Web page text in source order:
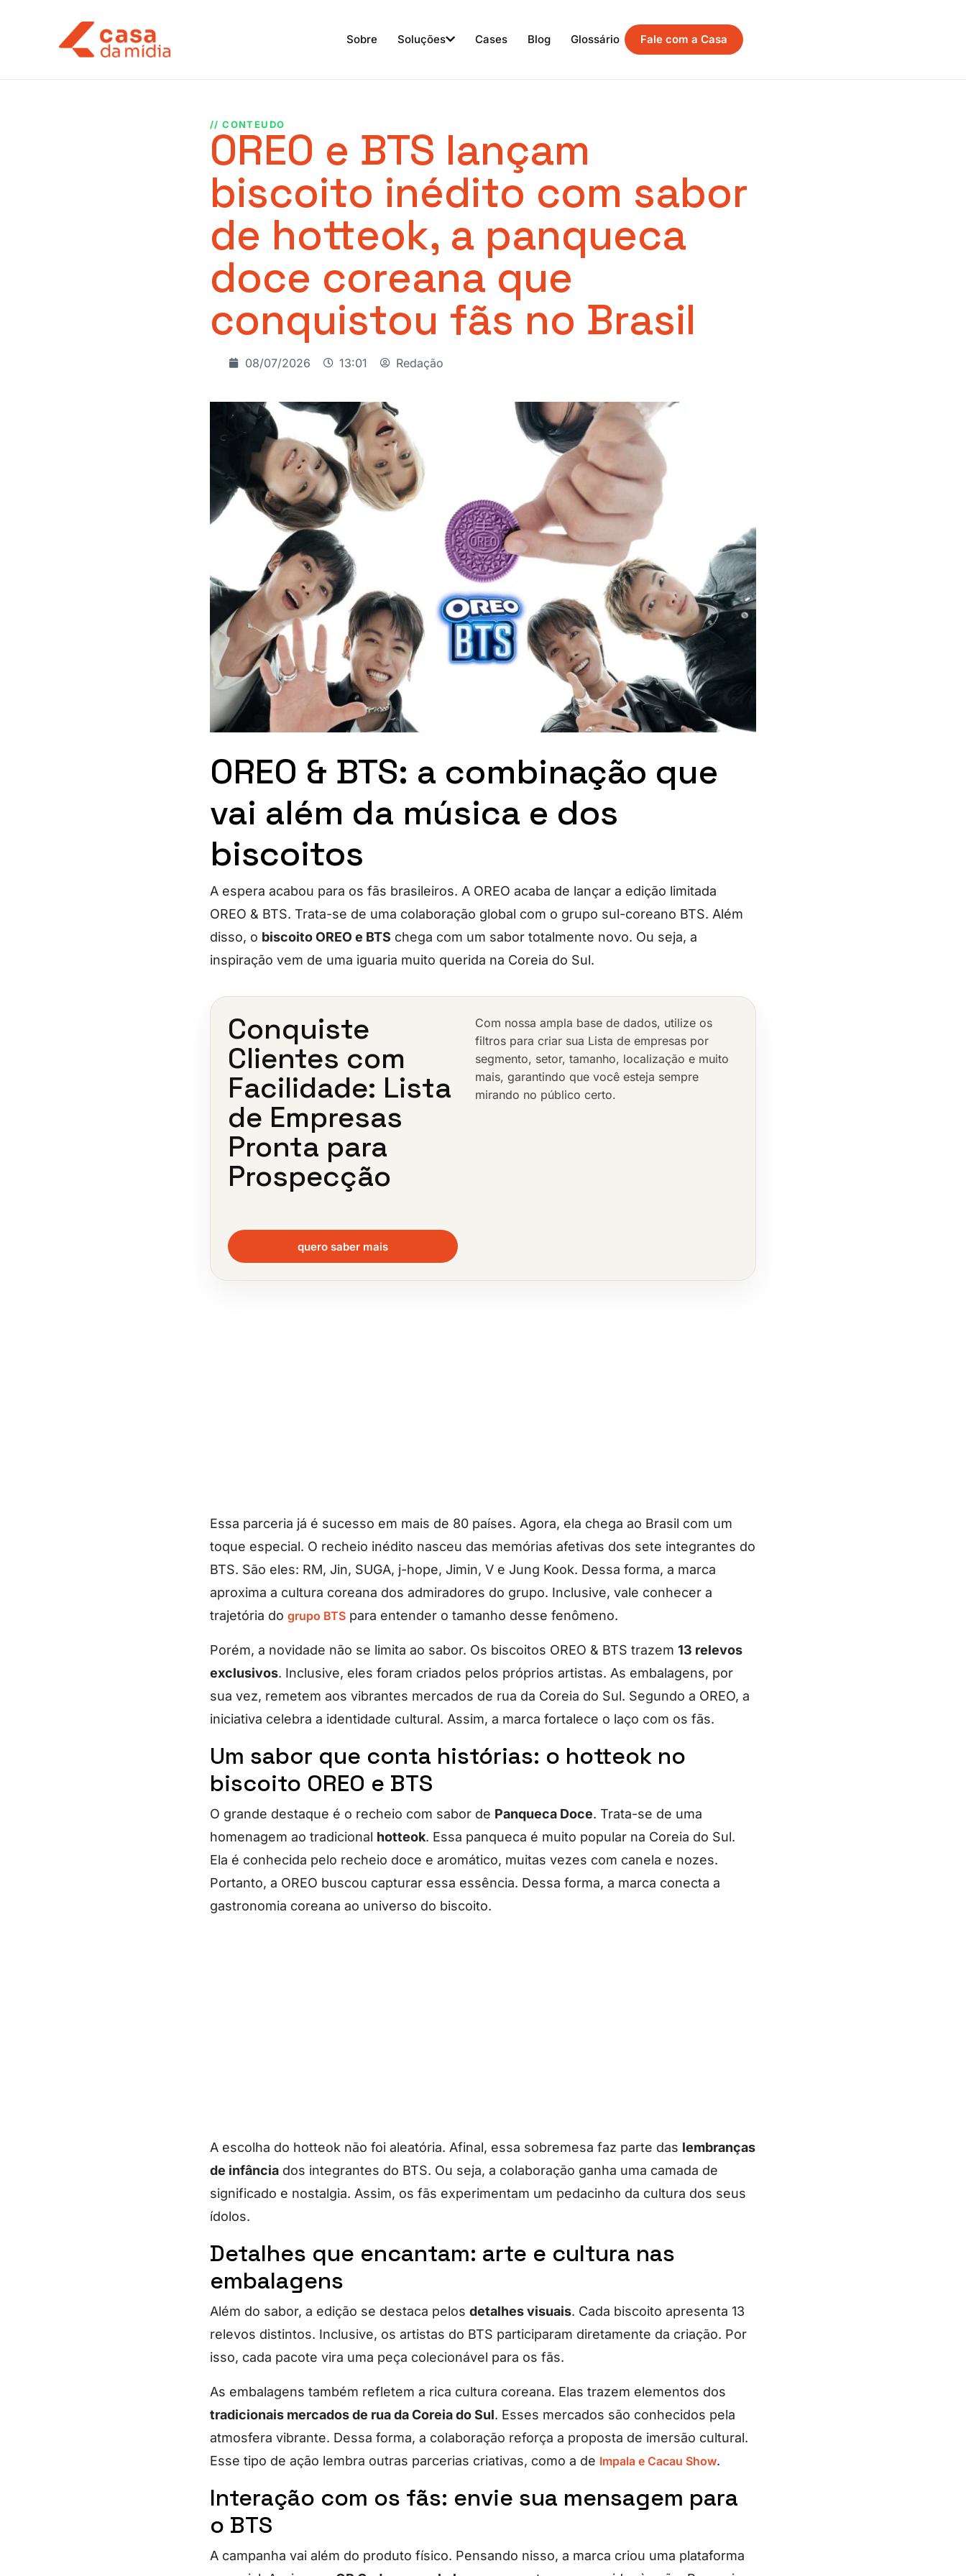
Sobre Soluções Cases Blog Glossário Fale com a Casa
// CONTEUDO
OREO e BTS lançam
biscoito inédito com sabor
de hotteok, a panqueca
doce coreana que
conquistou fãs no Brasil
08/07/2026 13:01 Redação
OREO & BTS: a combinação que
vai além da música e dos
biscoitos
A espera acabou para os fãs brasileiros. A OREO acaba de lançar a edição limitada
OREO & BTS. Trata-se de uma colaboração global com o grupo sul-coreano BTS. Além
disso, o biscoito OREO e BTS chega com um sabor totalmente novo. Ou seja, a
inspiração vem de uma iguaria muito querida na Coreia do Sul.
Conquiste
Clientes com
Facilidade: Lista
de Empresas
Pronta para
Prospecção
Com nossa ampla base de dados, utilize os
filtros para criar sua Lista de empresas por
segmento, setor, tamanho, localização e muito
mais, garantindo que você esteja sempre
mirando no público certo.
quero saber mais
Essa parceria já é sucesso em mais de 80 países. Agora, ela chega ao Brasil com um
toque especial. O recheio inédito nasceu das memórias afetivas dos sete integrantes do
BTS. São eles: RM, Jin, SUGA, j-hope, Jimin, V e Jung Kook. Dessa forma, a marca
aproxima a cultura coreana dos admiradores do grupo. Inclusive, vale conhecer a
trajetória do grupo BTS para entender o tamanho desse fenômeno.
Porém, a novidade não se limita ao sabor. Os biscoitos OREO & BTS trazem 13 relevos
exclusivos. Inclusive, eles foram criados pelos próprios artistas. As embalagens, por
sua vez, remetem aos vibrantes mercados de rua da Coreia do Sul. Segundo a OREO, a
iniciativa celebra a identidade cultural. Assim, a marca fortalece o laço com os fãs.
Um sabor que conta histórias: o hotteok no
biscoito OREO e BTS
O grande destaque é o recheio com sabor de Panqueca Doce. Trata-se de uma
homenagem ao tradicional hotteok. Essa panqueca é muito popular na Coreia do Sul.
Ela é conhecida pelo recheio doce e aromático, muitas vezes com canela e nozes.
Portanto, a OREO buscou capturar essa essência. Dessa forma, a marca conecta a
gastronomia coreana ao universo do biscoito.
A escolha do hotteok não foi aleatória. Afinal, essa sobremesa faz parte das lembranças
de infância dos integrantes do BTS. Ou seja, a colaboração ganha uma camada de
significado e nostalgia. Assim, os fãs experimentam um pedacinho da cultura dos seus
ídolos.
Detalhes que encantam: arte e cultura nas
embalagens
Além do sabor, a edição se destaca pelos detalhes visuais. Cada biscoito apresenta 13
relevos distintos. Inclusive, os artistas do BTS participaram diretamente da criação. Por
isso, cada pacote vira uma peça colecionável para os fãs.
As embalagens também refletem a rica cultura coreana. Elas trazem elementos dos
tradicionais mercados de rua da Coreia do Sul. Esses mercados são conhecidos pela
atmosfera vibrante. Dessa forma, a colaboração reforça a proposta de imersão cultural.
Esse tipo de ação lembra outras parcerias criativas, como a de Impala e Cacau Show.
Interação com os fãs: envie sua mensagem para
o BTS
A campanha vai além do produto físico. Pensando nisso, a marca criou uma plataforma